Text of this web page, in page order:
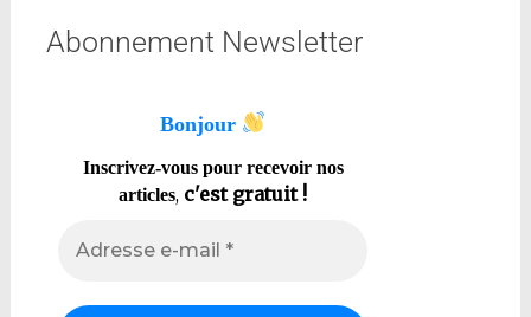
Abonnement Newsletter
Bonjour
Inscrivez-vous pour recevoir nos
articles, c'est gratuit !